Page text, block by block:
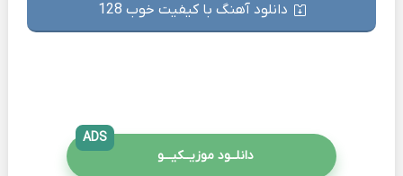
دانلود آهنگ با کیفیت خوب 128
دانلــود موزیــکیـــو
ADS